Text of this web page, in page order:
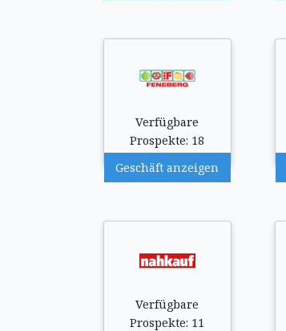
Verfügbare
Prospekte: 18
Geschäft anzeigen
Verfügbare
Prospekte: 11